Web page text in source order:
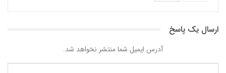
ارسال یک پاسخ
آدرس ایمیل شما منتشر نخواهد شد.